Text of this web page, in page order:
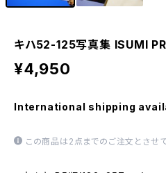
キハ52-125写真集 ISUMI
¥4,950
International shipping
この商品は2点までのご注文とさせて